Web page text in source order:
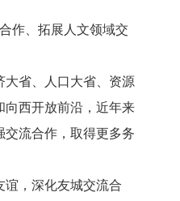
作、拓展人文领域交
省、人口大省、资源
向西开放前沿，近年来
流合作，取得更多务
，深化友城交流合